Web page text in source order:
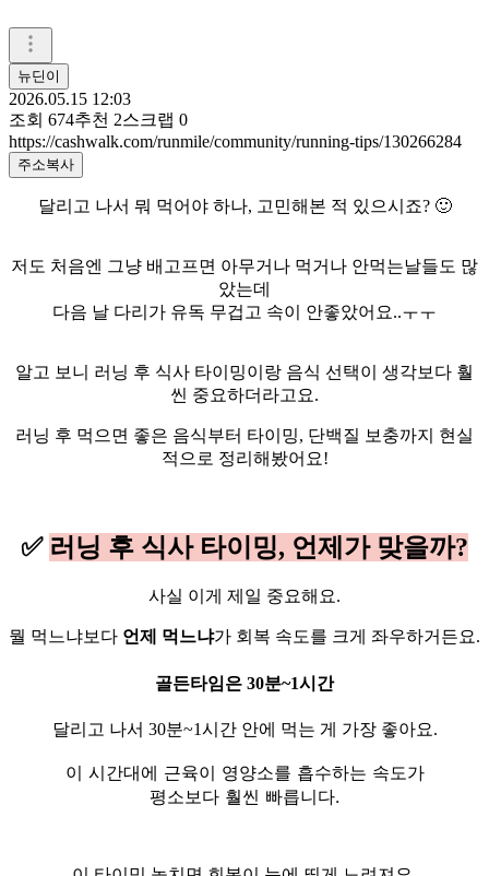
뉴딘이
2026.05.15 12:03
조회 674추천 2스크랩 0
https://cashwalk.com/runmile/community/running-tips/130266284
주소복사
달리고 나서 뭐 먹어야 하나, 고민해본 적 있으시죠? 🙂
저도 처음엔 그냥 배고프면 아무거나 먹거나 안먹는날들도 많
았는데
다음 날 다리가 유독 무겁고 속이 안좋았어요..ㅜㅜ
알고 보니 러닝 후 식사 타이밍이랑 음식 선택이 생각보다 훨
씬 중요하더라고요.
러닝 후 먹으면 좋은 음식부터 타이밍, 단백질 보충까지 현실
적으로 정리해봤어요!
✅ 러닝 후 식사 타이밍, 언제가 맞을까?
사실 이게 제일 중요해요.
뭘 먹느냐보다 언제 먹느냐가 회복 속도를 크게 좌우하거든요.
골든타임은 30분~1시간
달리고 나서 30분~1시간 안에 먹는 게 가장 좋아요.
이 시간대에 근육이 영양소를 흡수하는 속도가
평소보다 훨씬 빠릅니다.